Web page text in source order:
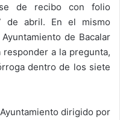
de recibo con folio
de abril. En el mismo
de Bacalar
a la pregunta,
dentro de los siete
dirigido por